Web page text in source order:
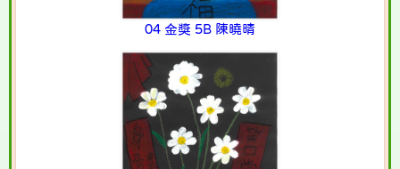
04 金獎 5B 陳曉晴